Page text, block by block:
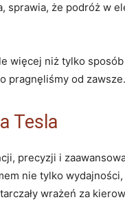
‌że ⁤podróż w​
więcej niż‌ tylko
pragnęliśmy od ​zawsze.
Tesla
⁢precyzji i
nie tylko⁢
wrażeń za